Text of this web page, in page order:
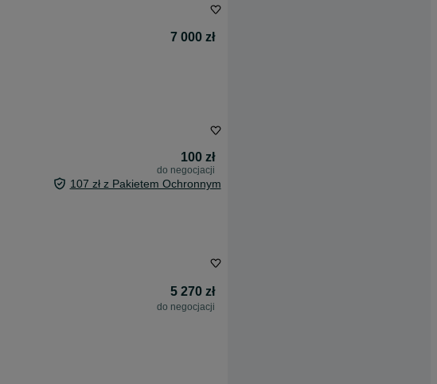
7 000 zł
100 zł
do negocjacji
107 zł z Pakietem Ochronnym
5 270 zł
do negocjacji